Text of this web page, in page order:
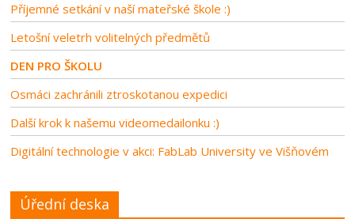
Příjemné setkání v naší mateřské škole :)
Letošní veletrh volitelných předmětů
DEN PRO ŠKOLU
Osmáci zachránili ztroskotanou expedici
Další krok k našemu videomedailonku :)
Digitální technologie v akci: FabLab University ve Višňovém
Úřední deska